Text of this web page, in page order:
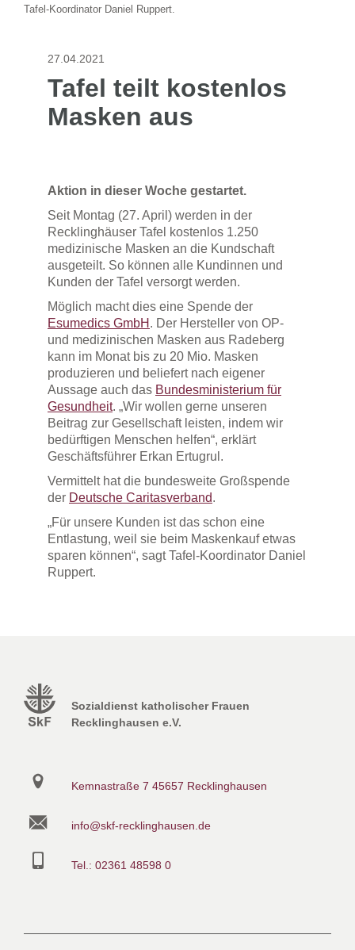
Tafel-Koordinator Daniel Ruppert.
27.04.2021
Tafel teilt kostenlos
Masken aus
Aktion in dieser Woche gestartet.
Seit Montag (27. April) werden in der
Recklinghäuser Tafel kostenlos 1.250
medizinische Masken an die Kundschaft
ausgeteilt. So können alle Kundinnen und
Kunden der Tafel versorgt werden.
Möglich macht dies eine Spende der
Esumedics GmbH . Der Hersteller von OP-
und medizinischen Masken aus Radeberg
kann im Monat bis zu 20 Mio. Masken
produzieren und beliefert nach eigener
Aussage auch das Bundesministerium für
Gesundheit. „Wir wollen gerne unseren
Beitrag zur Gesellschaft leisten, indem wir
bedürftigen Menschen helfen“, erklärt
Geschäftsführer Erkan Ertugrul.
Vermittelt hat die bundesweite Großspende
der Deutsche Caritasverband.
„Für unsere Kunden ist das schon eine
Entlastung, weil sie beim Maskenkauf etwas
sparen können“, sagt Tafel-Koordinator Daniel
Ruppert.
Sozialdienst katholischer Frauen
Recklinghausen e.V.
Kemnastraße 7 45657 Recklinghausen
info@skf-recklinghausen.de
Tel.: 02361 48598 0